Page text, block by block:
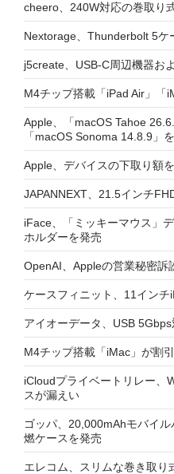
cheero、240W対応の巻取り
Nextorage、Thunderbolt 5ケ
j5create、USB-C周辺機器お
M4チップ搭載「iPad Air」「
Apple、「macOS Tahoe
「macOS Sonoma 14.8.9」
Apple、デバイスの下取り額
JAPANNEXT、21.5インチ
iFace、「ミッキーマウス」
ホルダーを発売
OpenAI、Appleの営業秘密訴
ケースフィニット、11イン
アイオーデータ、USB
M4チップ搭載「iMac」が割
iCloudプライベートリレー、
スが漏えい
ゴッパ、20,000mAhモバイ
燃ケースを発売
エレコム、スリムな巻き取り